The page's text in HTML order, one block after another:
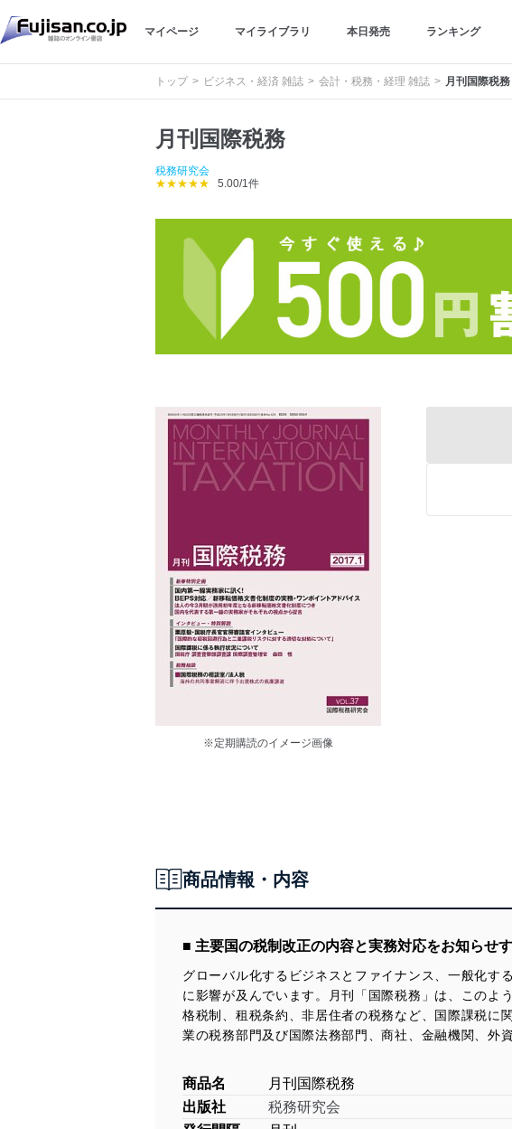
マイページ マイライブラリ 本日発売 ランキング
トップ ビジネス・経済 雑誌 会計・税務・経理 雑誌 月刊国際税務
月刊国際税務
税務研究会
★★★★★
5.00/1件
※定期購読のイメージ画像
商品情報・内容
■ 主要国の税制改正の内容と実務対応をお知らせ
グローバル化するビジネスとファイナンス、一般化す
に影響が及んでいます。月刊「国際税務」は、このよ
格税制、租税条約、非居住者の税務など、国際課税に
業の税務部門及び国際法務部門、商社、金融機関、外
商品名
月刊国際税務
出版社
税務研究会